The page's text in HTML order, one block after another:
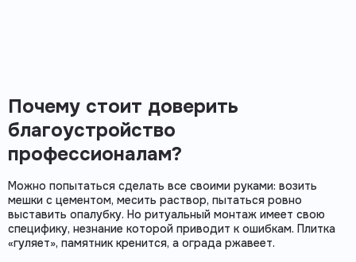
Почему стоит доверить
благоустройство
профессионалам?
Можно попытаться сделать все своими руками: возить
мешки с цементом, месить раствор, пытаться ровно
выставить опалубку. Но ритуальный монтаж имеет свою
специфику, незнание которой приводит к ошибкам. Плитка
«гуляет», памятник кренится, а ограда ржавеет.